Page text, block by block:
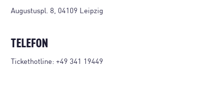
Augustuspl. 8, 04109 Leipzig
TELEFON
Tickethotline: +49 341 19449